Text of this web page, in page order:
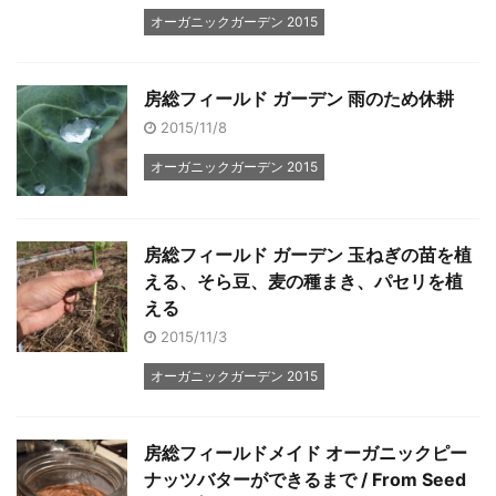
オーガニックガーデン 2015
房総フィールド ガーデン 雨のため休耕
2015/11/8
オーガニックガーデン 2015
房総フィールド ガーデン 玉ねぎの苗を植
える、そら豆、麦の種まき、パセリを植
える
2015/11/3
オーガニックガーデン 2015
房総フィールドメイド オーガニックピー
ナッツバターができるまで / From Seed